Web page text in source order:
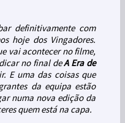
definitivamente com
hoje dos Vingadores.
vai acontecer no filme,
no final deA Era de
E uma das coisas que
da equipa estão
numa nova edição da
quem está na capa.